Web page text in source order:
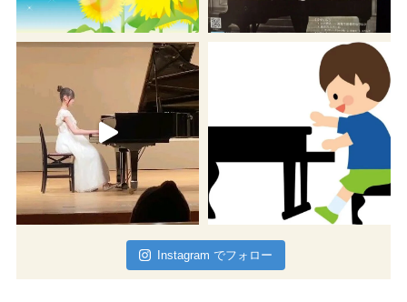
Instagram でフォロー